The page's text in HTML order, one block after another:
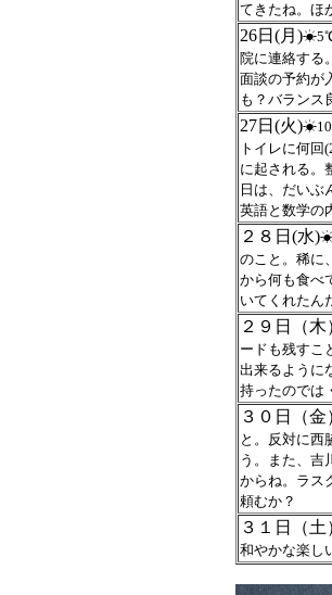
てきたね。ほ
26日(月)
院に連絡する
面談の予約が
も？バランス
27日(火)
トイレに何
に起される。
日は、だいぶ
英語と数学の
２８日(水)☀
のこと。稀に
から何も食べ
いてくれたん
２９日（木
ードも残すこ
出来るように
持ったのでは
３０日（金
と。反対に西
う。また、吉
からね。ラス
頼むか？
３１日（土
和やかな楽し